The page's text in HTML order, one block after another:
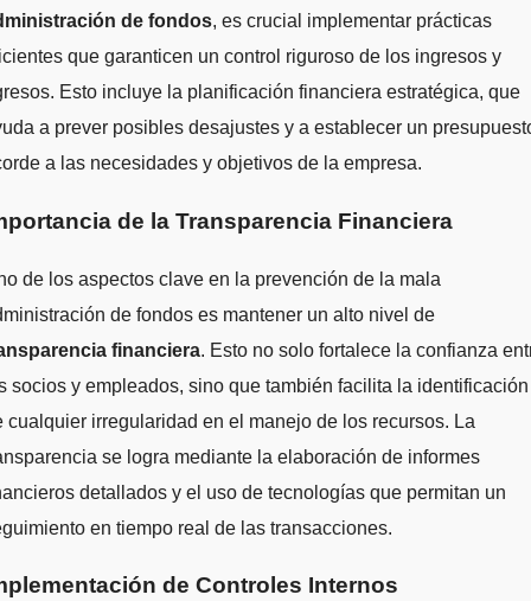
de fondos, es crucial implementar prácticas
que garanticen un control riguroso de los ingresos y
Esto incluye la planificación financiera estratégica, que
a prever posibles desajustes y a establecer un
a las necesidades y objetivos de la empresa.
de la Transparencia Financiera
de los aspectos clave en la prevención de la mala
de fondos es mantener un alto nivel de
financiera. Esto no solo fortalece la confianza
socios y empleados, sino que también facilita la identificación
cualquier irregularidad en el manejo de los recursos. La
se logra mediante la elaboración de informes
detallados y el uso de tecnologías que permitan un
en tiempo real de las transacciones.
de Controles Internos